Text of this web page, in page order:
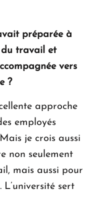
préparée à
du travail et
vers
?
approche
employés
je crois aussi
non seulement
mais aussi pour
sert